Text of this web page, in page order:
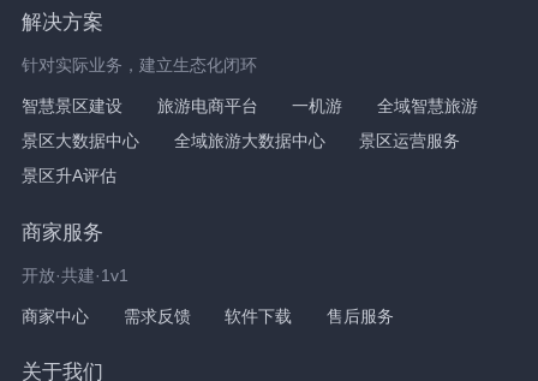
解决方案
针对实际业务，建立生态化闭环
智慧景区建设 旅游电商平台 一机游
全域智慧旅游
景区大数据中心
全域旅游大数据中心
景区运营服务
景区升A评估
商家服务
开放·共建·1v1
商家中心 需求反馈 软件下载 售后服务
关于我们